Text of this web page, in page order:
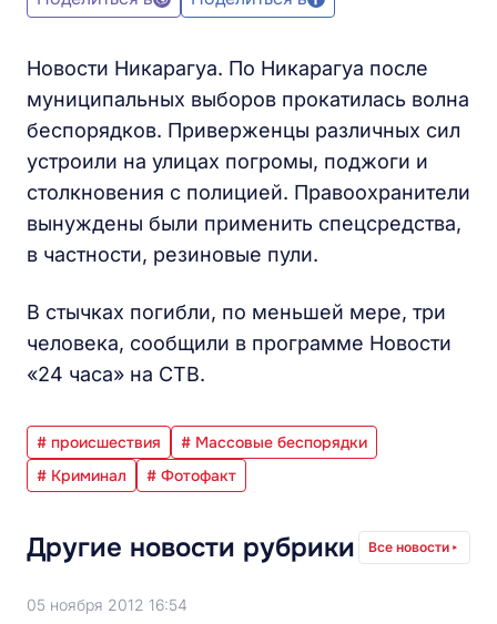
Новости Никарагуа. По Никарагуа после
муниципальных выборов прокатилась волна
беспорядков. Приверженцы различных сил
устроили на улицах погромы, поджоги и
столкновения с полицией. Правоохранители
вынуждены были применить спецсредства,
в частности, резиновые пули.
В стычках погибли, по меньшей мере, три
человека, сообщили в программе Новости
«24 часа» на СТВ.
# происшествия
# Массовые беспорядки
# Криминал
# Фотофакт
Другие новости рубрики Все новости
05 ноября 2012 16:54